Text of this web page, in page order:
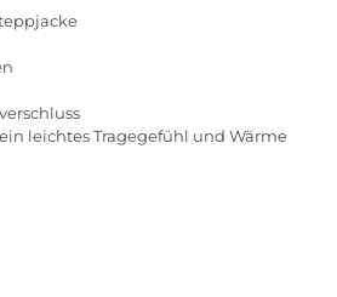
leichtes Tragegefühl und Wärme